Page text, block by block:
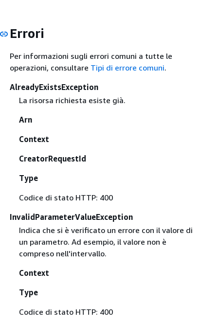
Errori
Per informazioni sugli errori comuni a tutte le
operazioni, consultare Tipi di errore comuni.
AlreadyExistsException
La risorsa richiesta esiste già.
Arn
Context
CreatorRequestId
Type
Codice di stato HTTP: 400
InvalidParameterValueException
Indica che si è verificato un errore con il valore di
un parametro. Ad esempio, il valore non è
compreso nell'intervallo.
Context
Type
Codice di stato HTTP: 400